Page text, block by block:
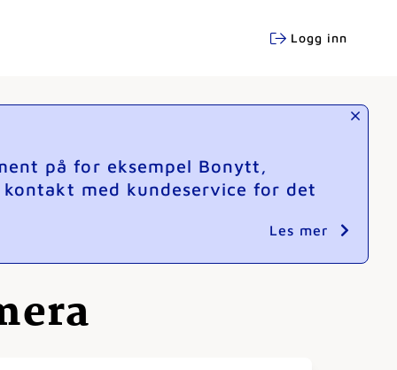
Logg inn
på for eksempel Bonytt,
med kundeservice for det
Les mer